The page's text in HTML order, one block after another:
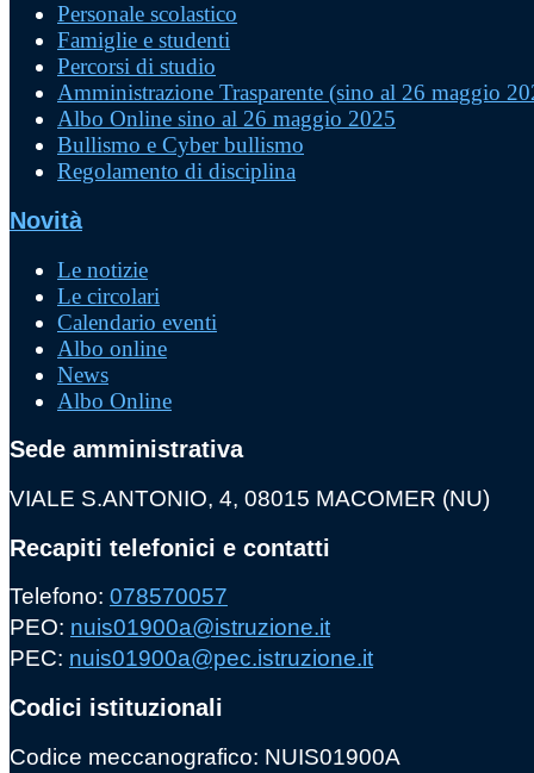
Personale scolastico
Famiglie e studenti
Percorsi di studio
Amministrazione Trasparente (sino al 26 maggio
Albo Online sino al 26 maggio 2025
Bullismo e Cyber bullismo
Regolamento di disciplina
Novità
Le notizie
Le circolari
Calendario eventi
Albo online
News
Albo Online
Sede amministrativa
VIALE S.ANTONIO, 4, 08015 MACOMER (NU)
Recapiti telefonici e contatti
Telefono: 078570057
PEO: nuis01900a@istruzione.it
PEC: nuis01900a@pec.istruzione.it
Codici istituzionali
Codice meccanografico: NUIS01900A